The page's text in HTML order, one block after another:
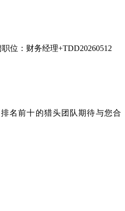
名前十的猎头团队期待与您合